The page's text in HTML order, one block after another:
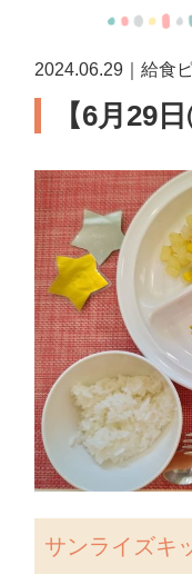
2024.06.29｜給食
【6月29
サンライズキ